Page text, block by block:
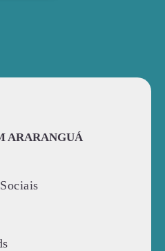
ARARANGUÁ